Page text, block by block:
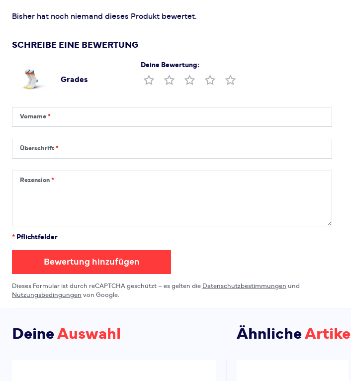
Bisher hat noch niemand dieses Produkt bewertet.
SCHREIBE EINE BEWERTUNG
Grades
Deine Bewertung:
Produktbewertung
Vorname
Vorname
Überschrift
Überschrift
Rezension
Rezension
* Pflichtfelder
Bewertung hinzufügen
Dieses Formular ist durch reCAPTCHA geschützt – es gelten die Datenschutzbestimmungen und
Nutzungsbedingungen von Google.
DeineAuswahl ÄhnlicheArtikel